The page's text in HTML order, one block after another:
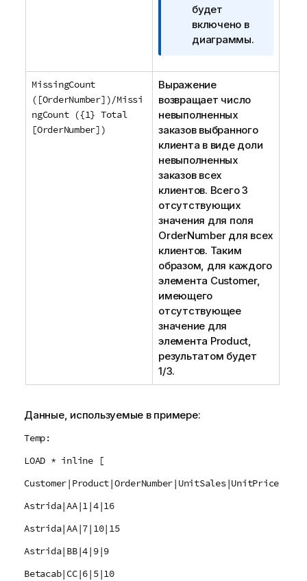
н
ф
о
м
а
ц
и
и
будет
включено в
диаграммы.
MissingCount
([OrderNumber])/Missi
ngCount ({1} Total
[OrderNumber])
Выражение
возвращает число
невыполненных
заказов выбранного
клиента в виде доли
невыполненных
заказов всех
клиентов. Всего 3
отсутствующих
значения для поля
OrderNumberдля всех
клиентов. Таким
образом, для каждого
элемента Customer,
имеющего
отсутствующее
значение для
элемента Product,
результатом будет
1/3.
Данные, используемые в примере:
Temp:
LOAD * inline [
Customer|Product|OrderNumber|UnitSales|UnitPrice
Astrida|AA|1|4|16
Astrida|AA|7|10|15
Astrida|BB|4|9|9
Betacab|CC|6|5|10